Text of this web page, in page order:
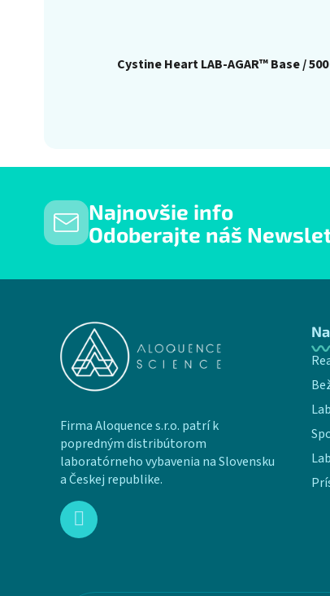
Cystine Heart LAB-AGAR™ Base /
Najnovšie info
Odoberajte náš
Firma Aloquence s.r.o. patrí k
popredným distribútorom
laboratórneho vybavenia na Slovensku
a Českej republike.